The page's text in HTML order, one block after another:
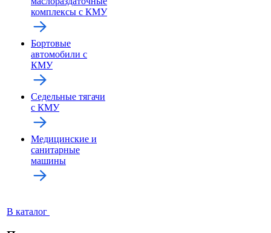
комплексы с КМУ
Бортовые
автомобили с
КМУ
Седельные тягачи
с КМУ
Медицинские и
санитарные
машины
В каталог